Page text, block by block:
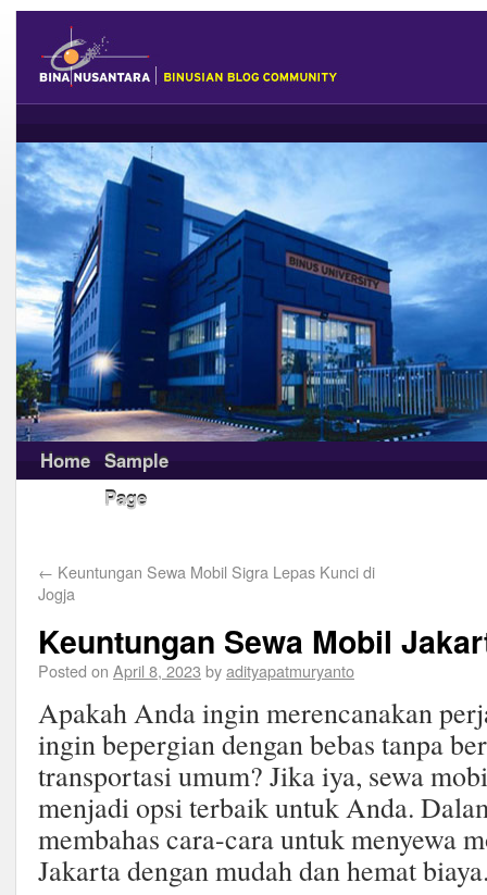
Home Sample
Page
← Keuntungan Sewa Mobil Sigra Lepas Kunci di
Jogja
Keuntungan Sewa Mobil
Posted on April 8, 2023 byadityapatmuryanto
Apakah Anda ingin merencanakan
ingin bepergian dengan bebas tanpa
transportasi umum? Jika iya, sewa
menjadi opsi terbaik untuk Anda.
membahas cara-cara untuk menyewa
Jakarta dengan mudah dan hemat